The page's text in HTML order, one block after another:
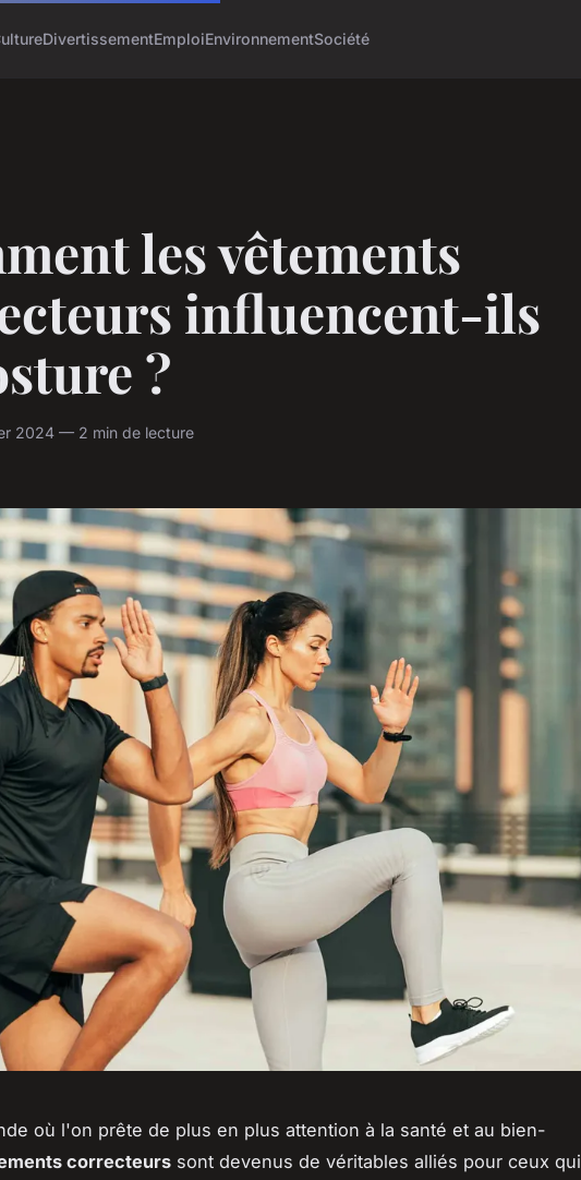
DivertissementEmploiEnvironnementSociété
les vêtements
influencent-ils
?
2024 — 2 min de lecture
où l'on prête de plus en plus attention à la santé et au bien-
correcteurs sont devenus de véritables alliés pour ceux qui